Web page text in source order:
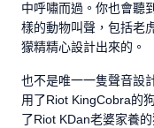
中呼嘯而過。你也會聽
樣的動物叫聲，包括老
獴精精心設計出來的。
也不是唯一一隻聲音設
用了Riot KingCobra的
了Riot KDan老婆家養的